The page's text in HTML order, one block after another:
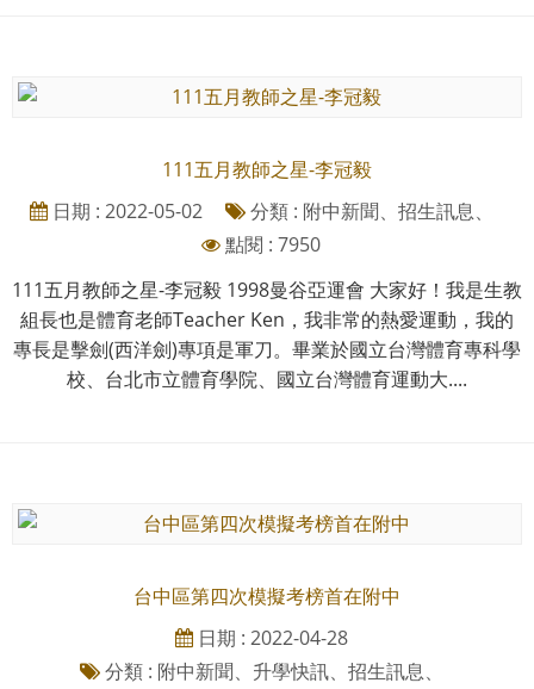
111五月教師之星-李冠毅
日期 : 2022-05-02
分類 : 附中新聞、招生訊息、
點閱 : 7950
111五月教師之星-李冠毅 1998曼谷亞運會 大家好！我是生教
組長也是體育老師Teacher Ken，我非常的熱愛運動，我的
專長是擊劍(西洋劍)專項是軍刀。畢業於國立台灣體育專科學
校、台北市立體育學院、國立台灣體育運動大....
台中區第四次模擬考榜首在附中
日期 : 2022-04-28
分類 : 附中新聞、升學快訊、招生訊息、